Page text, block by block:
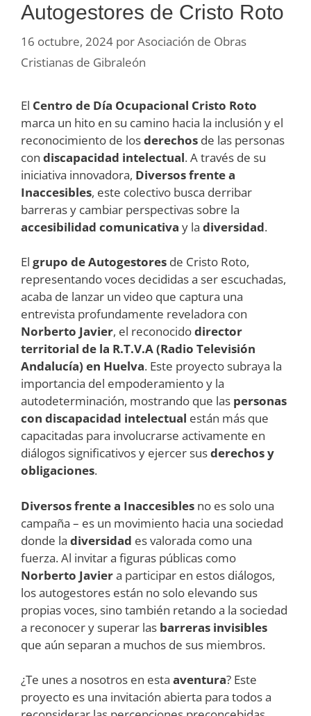
Autogestores de Cristo Roto
16 octubre, 2024 porAsociación de Obras
Cristianas de Gibraleón
El Centro de Día Ocupacional Cristo Roto
marca un hito en su camino hacia la inclusión y el
reconocimiento de losderechos de las personas
con discapacidad intelectual. A través de su
iniciativa innovadora, Diversos frente a
Inaccesibles, este colectivo busca derribar
barreras y cambiar perspectivas sobre la
accesibilidad comunicativa y la diversidad.
El grupo de Autogestores de Cristo Roto,
representando voces decididas a ser escuchadas,
acaba de lanzar un video que captura una
entrevista profundamente reveladora con
Norberto Javier, el reconocidodirector
territorial de la R.T.V.A (Radio Televisión
Andalucía) en Huelva. Este proyecto subraya la
importancia del empoderamiento y la
autodeterminación, mostrando que las personas
con discapacidad intelectual están más que
capacitadas para involucrarse activamente en
diálogos significativos y ejercer susderechos y
obligaciones.
Diversos frente a Inaccesibles no es solo una
campaña – es un movimiento hacia una sociedad
donde la diversidad es valorada como una
fuerza. Al invitar a figuras públicas como
Norberto Javiera participar en estos diálogos,
los autogestores están no solo elevando sus
propias voces, sino también retando a la sociedad
a reconocer y superar las barreras invisibles
que aún separan a muchos de sus miembros.
¿Te unes a nosotros en esta aventura? Este
proyecto es una invitación abierta para todos a